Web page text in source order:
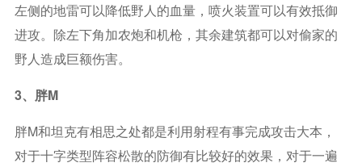
左侧的地雷可以降低野人的血量，喷火装置可以有效抵御
进攻。除左下角加农炮和机枪，其余建筑都可以对偷家的
野人造成巨额伤害。
3、胖m
胖m和坦克有相思之处都是利用射程有事完成攻击大本，
对于十字类型阵容松散的防御有比较好的效果，对于一遍